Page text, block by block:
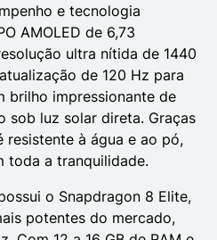
e tecnologia
AMOLED de 6,73
ultra nítida de 1440
de 120 Hz para
brilho impressionante de
sob luz solar direta. Graças
resistente à água e ao pó,
toda a tranquilidade.
o Snapdragon 8 Elite,
potentes do mercado,